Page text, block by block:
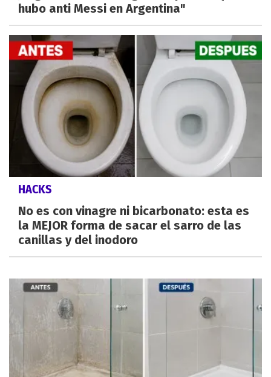
hubo anti Messi en Argentina"
HACKS
No es con vinagre ni bicarbonato: esta es
la MEJOR forma de sacar el sarro de las
canillas y del inodoro